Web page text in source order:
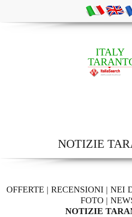
ITALY
NOTIZIE
OFFERTE | RECENSIONI | NEI
FOTO|
NOTIZIE